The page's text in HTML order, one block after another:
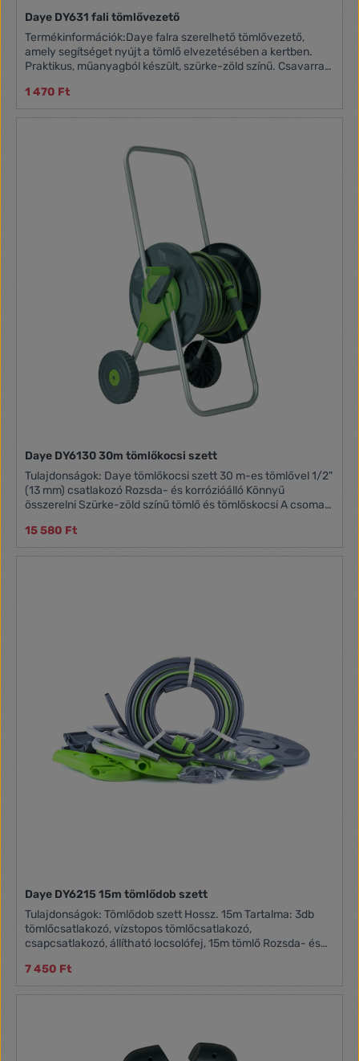
Daye DY631 fali tömlővezető
Termékinformációk:Daye falra szerelhető tömlővezető,
amely segítséget nyújt a tömlő elvezetésében a kertben.
Praktikus, műanyagból készült, szürke-zöld színű. Csavarral
1 470 Ft
Daye DY6130 30m tömlőkocsi szett
Tulajdonságok: Daye tömlőkocsi szett 30 m-es tömlővel 1/2"
(13 mm) csatlakozó Rozsda- és korrózióálló Könnyű
összerelni Szürke-zöld színű tömlő és tömlőskocsi A csomag
vízstopos tömlőcsatlakozó, csapcsatlakozó, állítható
locsolófej
15 580 Ft
Daye DY6215 15m tömlődob szett
Tulajdonságok: Tömlődob szett Hossz. 15m Tartalma: 3db
tömlőcsatlakozó, vízstopos tömlőcsatlakozó,
csapcsatlakozó, állítható locsolófej, 15m tömlő Rozsda- és
7 450 Ft